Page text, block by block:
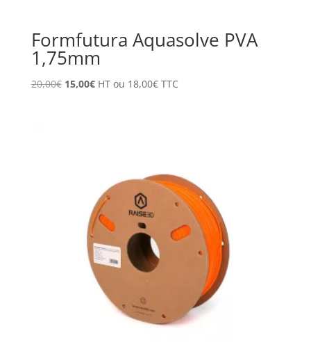
Formfutura Aquasolve PVA
1,75mm
20,00€ Le
15,00€LeHT ou 18,00€TTC